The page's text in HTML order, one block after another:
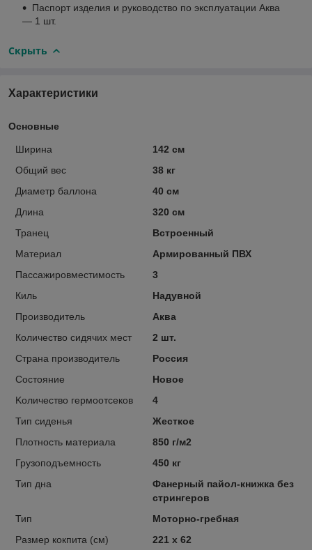
Паспорт изделия и руководство по эксплуатации Аква
— 1 шт.
Скрыть
Характеристики
Основные
Ширина
142 см
Общий вес
38 кг
Диаметр баллона
40 см
Длина
320 см
Транец
Встроенный
Материал
Армированный ПВХ
Пассажировместимость
3
Киль
Надувной
Производитель
Аква
Количество сидячих мест
2 шт.
Страна производитель
Россия
Состояние
Новое
Kоличество гермоотсеков
4
Тип сиденья
Жесткое
Плотность материала
850 г/м2
Грузоподъемность
450 кг
Тип дна
Фанерный пайол-книжка без
стрингеров
Тип
Моторно-гребная
Размер кокпита (см)
221 х 62